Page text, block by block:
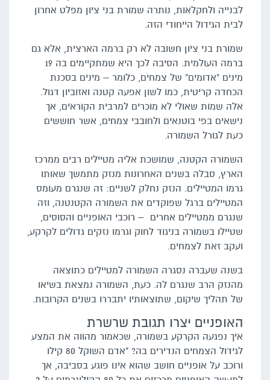
לבנייה ולחקלאות, נותרה שמורת בני ציון מפלט אחרון
לבית הגידול הייחודי הזה.
שמורת בני ציון חשובה לא רק ברמה הארצית, אלא גם
ברמה העולמית. הסיבה לכך היא שמתקיימים בה 19
מינים "אדומים" של צמחים, כלומר – מינים בסכנת
הכחדה קריטית, כמו לשון אפעה קטנה ואזוביון דגול.
אלה שמות שאולי לא מוכרים למרבית הקוראים, אך
נישאים בפי בוטנאים ולחובבי צמחים, אשר חוששים
כעת לגורל השמורה.
השמורה הקטנה, שמושכת אליה מטיילים רבים ממרכז
הארץ, סבלה בשנים האחרונות מנזק מתמשך שאותו
גרמו המטיילים. הנזק נחלק לשניים: זה שנגרם מעומס
המטיילים ברגל שפוקדים את השמורה הקטנטנה, וזה
שנגרם ממטיילים אחרים – רוכבי האופניים והסוסים,
שטיילו בשמורה בניגוד לחוק וגרמו נזקים גדולים לקרקע,
ועקב זאת לצמחים.
בשנה שעברה נסגרה השמורה למטיילים כתוצאה
מהנזק הרב שנגרם לה. כעת, השמורה נמצאת בשיאו
של תהליך שיקום, שתוצאותיו יתבררו בשנים הקרובות.
האופניים יצרו תגובת שרשרת
איך נפגעה הקרקע בשמורה, שכאמור מהווה את המצע
לגידול הצמחים הנדירים בה? "אדם השוקל 80 קילו
ורוכב על אופניים חושב שהוא אינו פוגע בסביבה, אך